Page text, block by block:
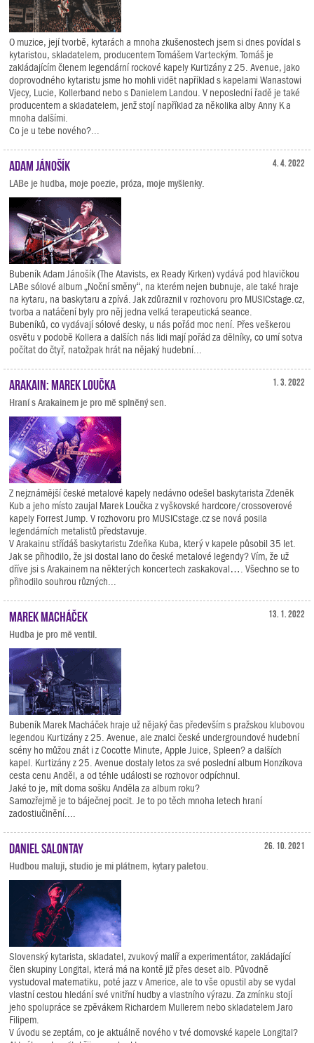
O muzice, její tvorbě, kytarách a mnoha zkušenostech jsem si dnes povídal s
kytaristou, skladatelem, producentem Tomášem Varteckým. Tomáš je
zakládajícím členem legendární rockové kapely Kurtizány z 25. Avenue, jako
doprovodného kytaristu jsme ho mohli vidět například s kapelami Wanastowi
Vjecy, Lucie, Kollerband nebo s Danielem Landou. V neposlední řadě je také
producentem a skladatelem, jenž stojí například za několika alby Anny K a
mnoha dalšími.
Co je u tebe nového?...
4. 4. 2022
Adam Jánošík
LABe je hudba, moje poezie, próza, moje myšlenky.
Bubeník Adam Jánošík (The Atavists, ex Ready Kirken) vydává pod hlavičkou
LABe sólové album „Noční směny“, na kterém nejen bubnuje, ale také hraje
na kytaru, na baskytaru a zpívá. Jak zdůraznil v rozhovoru pro MUSICstage.cz,
tvorba a natáčení byly pro něj jedna velká terapeutická seance.
Bubeníků, co vydávají sólové desky, u nás pořád moc není. Přes veškerou
osvětu v podobě Kollera a dalších nás lidi mají pořád za dělníky, co umí sotva
počítat do čtyř, natožpak hrát na nějaký hudební...
1. 3. 2022
Arakain: Marek Loučka
Hraní s Arakainem je pro mě splněný sen.
Z nejznámější české metalové kapely nedávno odešel baskytarista Zdeněk
Kub a jeho místo zaujal Marek Loučka z vyškovské hardcore/crossoverové
kapely Forrest Jump. V rozhovoru pro MUSICstage.cz se nová posila
legendárních metalistů představuje.
V Arakainu střídáš baskytaristu Zdeňka Kuba, který v kapele působil 35 let.
Jak se přihodilo, že jsi dostal lano do české metalové legendy? Vím, že už
dříve jsi s Arakainem na některých koncertech zaskakoval…. Všechno se to
přihodilo souhrou různých...
13. 1. 2022
Marek Macháček
Hudba je pro mě ventil.
Bubeník Marek Macháček hraje už nějaký čas především s pražskou klubovou
legendou Kurtizány z 25. Avenue, ale znalci české undergroundové hudební
scény ho můžou znát i z Cocotte Minute, Apple Juice, Spleen? a dalších
kapel. Kurtizány z 25. Avenue dostaly letos za své poslední album Honzíkova
cesta cenu Anděl, a od téhle události se rozhovor odpíchnul.
Jaké to je, mít doma sošku Anděla za album roku?
Samozřejmě je to báječnej pocit. Je to po těch mnoha letech hraní
zadostiučinění....
26. 10. 2021
Daniel Salontay
Hudbou maluji, studio je mi plátnem, kytary paletou.
Slovenský kytarista, skladatel, zvukový malíř a experimentátor, zakládající
člen skupiny Longital, která má na kontě již přes deset alb. Původně
vystudoval matematiku, poté jazz v Americe, ale to vše opustil aby se vydal
vlastní cestou hledání své vnitřní hudby a vlastního výrazu. Za zmínku stojí
jeho spolupráce se zpěvákem Richardem Mullerem nebo skladatelem Jaro
Filipem.
V úvodu se zeptám, co je aktuálně nového v tvé domovské kapele Longital?